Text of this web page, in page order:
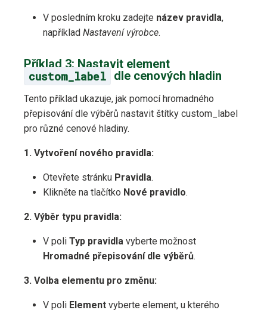
V posledním kroku zadejte název pravidla,
například Nastavení výrobce.
Příklad 3: Nastavit element
custom_label dle cenových hladin
Tento příklad ukazuje, jak pomocí hromadného
přepisování dle výběrů nastavit štítky custom_label
pro různé cenové hladiny.
1. Vytvoření nového pravidla:
Otevřete stránku Pravidla.
Klikněte na tlačítko Nové pravidlo.
2. Výběr typu pravidla:
V poli Typ pravidla vyberte možnost
Hromadné přepisování dle výběrů.
3. Volba elementu pro změnu:
V poli Element vyberte element, u kterého